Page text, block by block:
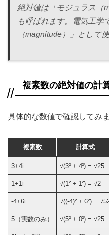
絶対値は「モジュラス（
も呼ばれます。電気工学
（magnitude）」として
複素数の絶対値の計
具体的な数値で確認してみま
複素数 計算式
3+4i √(3² + 4²) = √25
1+1i √(1² + 1²) = √2
-4+6i √((-4)² + 6²) =
5（実数のみ） √(5² + 0²) = √25